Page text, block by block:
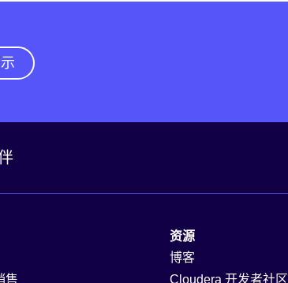
售
资源
博客
Cloudera 开发者社区